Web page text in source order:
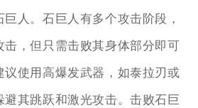
人。石巨人有多个攻击阶段，
击，但只需击败其身体部分即可
议使用高爆发武器，如泰拉刃或
其跳跃和激光攻击。击败石巨